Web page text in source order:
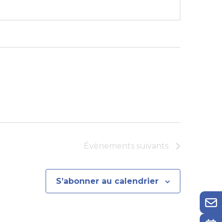
Évènements suivants
S’abonner au calendrier